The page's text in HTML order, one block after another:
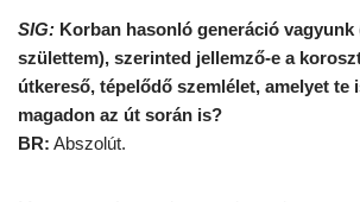
SIG: Korban hasonló generáció vagyunk
születtem), szerinted jellemző-e a
útkereső, tépelődő szemlélet, amelyet te
magadon az út során is?
BR: Abszolút.